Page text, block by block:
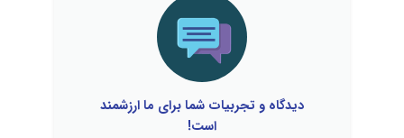
دیدگاه و تجربیات شما برای ما ارزشمند
است!